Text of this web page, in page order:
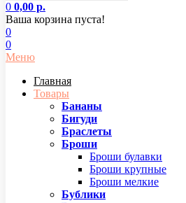
0 0,00 р.
Ваша корзина пуста!
0
0
Меню
Главная
Товары
Бананы
Бигуди
Браслеты
Броши
Броши булавки
Броши крупные
Броши мелкие
Бублики